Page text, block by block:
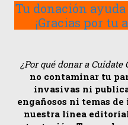
Tu donación ayuda
¡Gracias por tu
¿Por qué donar a Cuidate
no contaminar tu
invasivas ni
engañosos ni temas
nuestra línea